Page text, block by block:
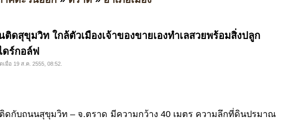
ดสุขุมวิท ใกล้ตัวเมืองเจ้าของขายเองทำเลสวยพร้อมสิ่งปลูก
ดร์กอล์ฟ
มื่อ 19 ส.ค. 2555, 08:52.
ดกับถนนสุขุมวิท – จ.ตราด มีความกว้าง 40 เมตร ความลึกที่ดินปรมาณ